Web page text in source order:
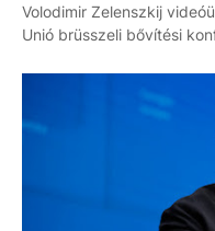
Volodimir Zelenszkij
Unió brüsszeli bővítési